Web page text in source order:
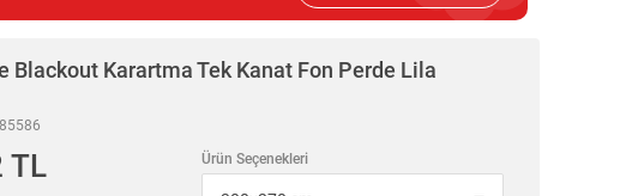
Blackout Karartma Tek Kanat Fon Perde Lila
TL Ürün Seçenekleri